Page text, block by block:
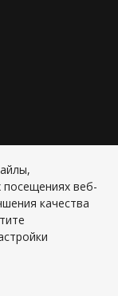
ИНН:
веб-
качества